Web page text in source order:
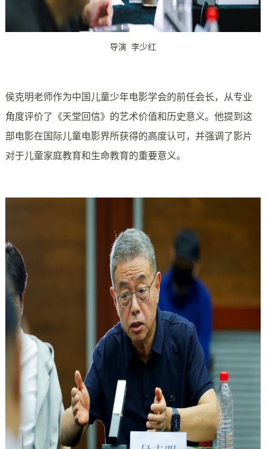
导演 李少红
侯克明老师作为中国儿童少年电影学会的前任会长，从专业
角度评价了《天堂回信》的艺术价值和历史意义。他提到这
部电影在国际儿童电影界所获得的高度认可，并强调了影片
对于儿童家庭教育和生命教育的重要意义。